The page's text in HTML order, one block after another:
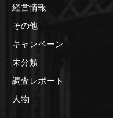
経営情報
その他
キャンペーン
未分類
調査レポート
人物